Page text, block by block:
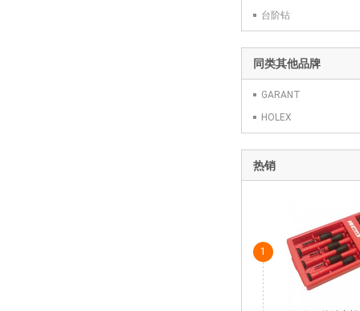
台阶钻
同类其他品牌
GARANT
HOLEX
热销
1